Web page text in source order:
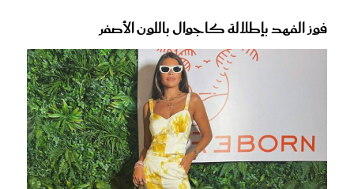
فوز الفهد بإطلالة كاجوال باللون الأصفر